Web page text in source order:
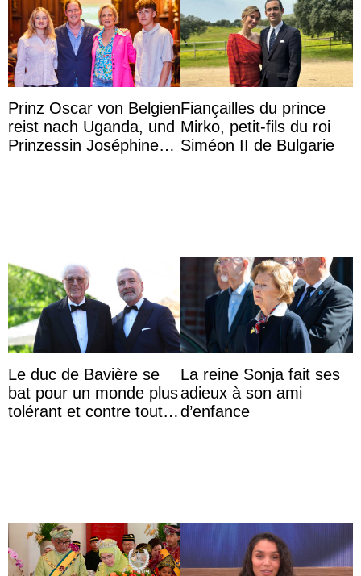
Prinz Oscar von Belgien
reist nach Uganda, und
Prinzessin Joséphine
Fiançailles du prince
Mirko, petit-fils du roi
Siméon II de Bulgarie
Le duc de Bavière se
bat pour un monde plus
tolérant et contre toute
La reine Sonja fait ses
adieux à son ami
d’enfance